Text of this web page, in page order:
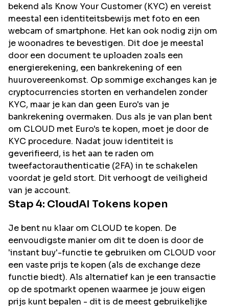
bekend als Know Your Customer (KYC) en vereist
meestal een identiteitsbewijs met foto en een
webcam of smartphone. Het kan ook nodig zijn om
je woonadres te bevestigen. Dit doe je meestal
door een document te uploaden zoals een
energierekening, een bankrekening of een
huurovereenkomst. Op sommige exchanges kan je
cryptocurrencies storten en verhandelen zonder
KYC, maar je kan dan geen Euro's van je
bankrekening overmaken. Dus als je van plan bent
om CLOUD met Euro's te kopen, moet je door de
KYC procedure. Nadat jouw identiteit is
geverifieerd, is het aan te raden om
tweefactorauthenticatie (2FA) in te schakelen
voordat je geld stort. Dit verhoogt de veiligheid
van je account.
Stap 4: CloudAI Tokens kopen
Je bent nu klaar om CLOUD te kopen. De
eenvoudigste manier om dit te doen is door de
'instant buy'-functie te gebruiken om CLOUD voor
een vaste prijs te kopen (als de exchange deze
functie biedt). Als alternatief kan je een transactie
op de spotmarkt openen waarmee je jouw eigen
prijs kunt bepalen - dit is de meest gebruikelijke